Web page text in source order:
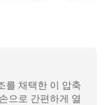
를 채택한 이 압축
으로 간편하게 열